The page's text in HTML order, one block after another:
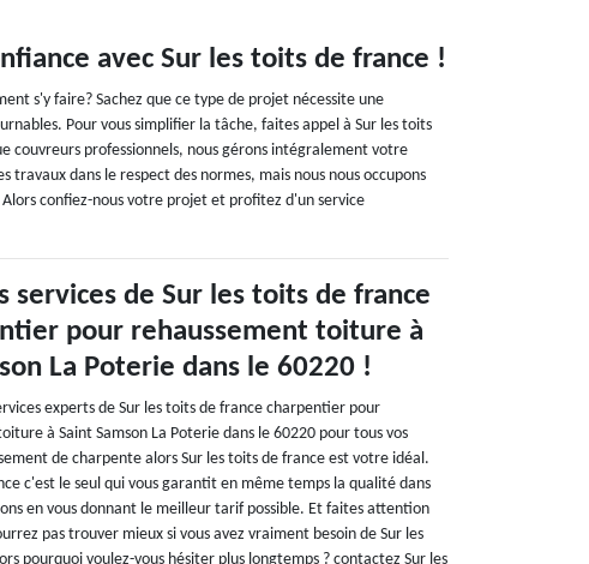
avec Sur les toits de france !
s'y faire? Sachez que ce type de projet nécessite une
Pour vous simplifier la tâche, faites appel à Sur les toits
couvreurs professionnels, nous gérons intégralement votre
dans le respect des normes, mais nous nous occupons
confiez-nous votre projet et profitez d'un service
services de Sur les toits de france
pour rehaussement toiture à
La Poterie dans le 60220 !
experts de Sur les toits de france charpentier pour
à Saint Samson La Poterie dans le 60220 pour tous vos
de charpente alors Sur les toits de france est votre idéal.
c'est le seul qui vous garantit en même temps la qualité dans
en vous donnant le meilleur tarif possible. Et faites attention
pas trouver mieux si vous avez vraiment besoin de Sur les
pourquoi voulez-vous hésiter plus longtemps ? contactez Sur les